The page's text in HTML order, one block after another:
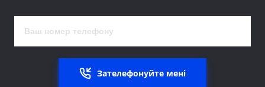
Зателефонуйте мені